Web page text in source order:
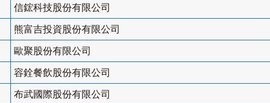
信鋐科技股份有限公司
熊富吉投資股份有限公司
歐聚股份有限公司
容銓餐飲股份有限公司
布武國際股份有限公司